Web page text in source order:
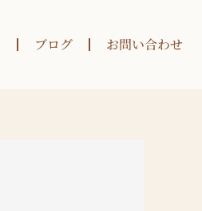
ブログ お問い合わせ